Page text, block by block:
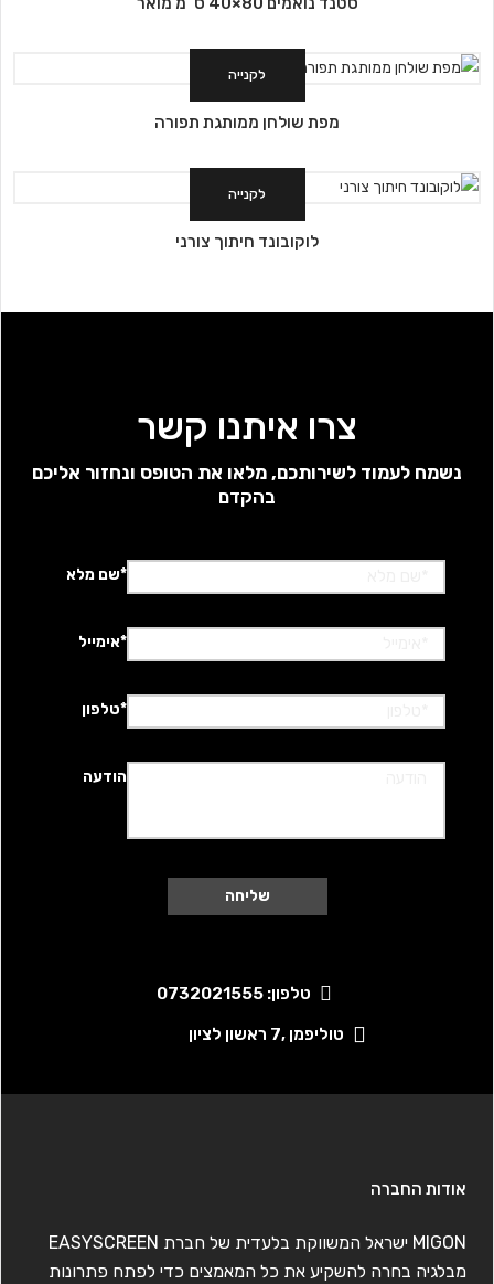
לקנייה
מפת שולחן ממותגת תפורה
לקנייה
לוקובונד חיתוך צורני
צרו איתנו קשר
נשמח לעמוד לשירותכם, מלאו את הטופס ונחזור אליכם
בהקדם
*שם מלא
*אימייל
*טלפון
הודעה
טלפון: 0732021555
טוליפמן ,7 ראשון לציון
אודות החברה
MIGON ישראל המשווקת בלעדית של חברת EASYSCREEN
מבלגיה בחרה להשקיע את כל המאמצים כדי לפתח פתרונות